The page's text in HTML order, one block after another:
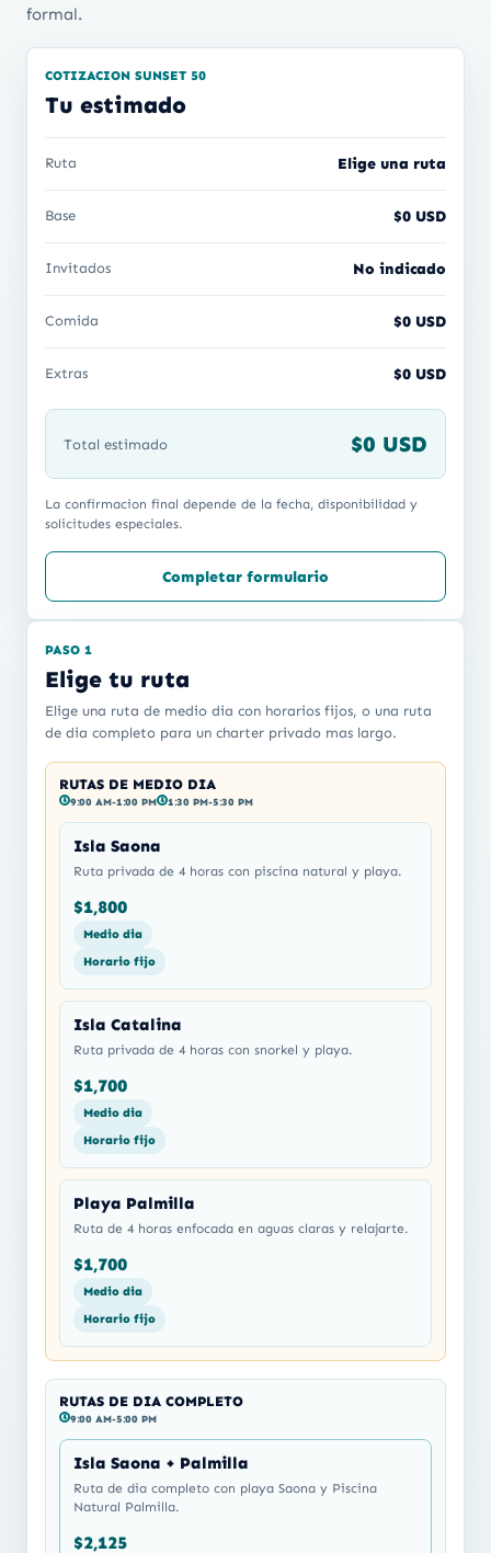
formal.
PASO 1
Elige tu ruta
Elige una ruta de medio dia con horarios fijos, o una ruta
de dia completo para un charter privado mas largo.
RUTAS DE MEDIO DIA
9:00 AM-1:00 PM 1:30 PM-5:30 PM
Isla Saona
Ruta privada de 4 horas con piscina natural y playa.
$1,800
Medio dia
Horario fijo
Isla Catalina
Ruta privada de 4 horas con snorkel y playa.
$1,700
Medio dia
Horario fijo
Playa Palmilla
Ruta de 4 horas enfocada en aguas claras y relajarte.
$1,700
Medio dia
Horario fijo
RUTAS DE DIA COMPLETO
9:00 AM-5:00 PM
Isla Saona + Palmilla
Ruta de dia completo con playa Saona y Piscina
Natural Palmilla.
$2,125
COTIZACION SUNSET 50
Tu estimado
Ruta Elige una ruta
Base $0 USD
Invitados No indicado
Comida $0 USD
Extras $0 USD
Total estimado $0 USD
La confirmacion final depende de la fecha, disponibilidad y
solicitudes especiales.
Completar formulario